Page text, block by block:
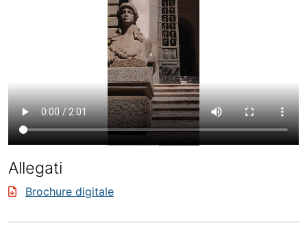
Allegati
Brochure digitale